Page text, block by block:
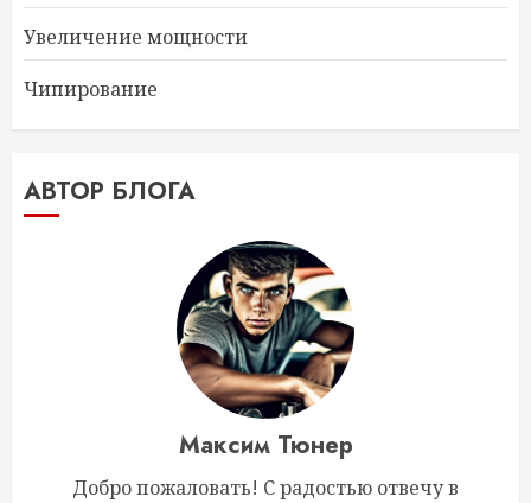
Увеличение мощности
Чипирование
АВТОР БЛОГА
Максим Тюнер
Добро пожаловать! С радостью отвечу в